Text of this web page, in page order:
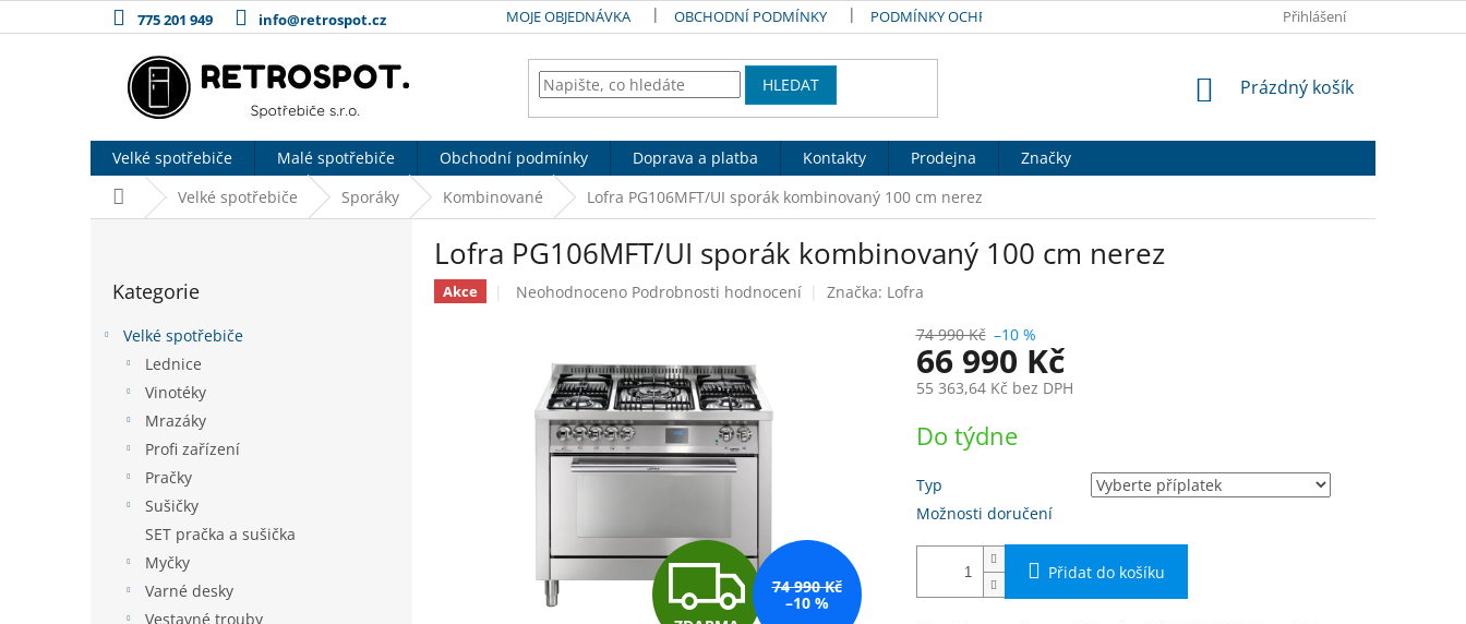
na
775 201 949 info@retrospot.cz MOJE OBJEDNÁVKA OBCHODNÍ PODMÍNKY PODMÍNKY OCHRANY OSOBNÍCH ÚDAJŮ DOPRAVA A PLATBAPřihlášení
HLEDAT
NÁKUPNÍ
Prázdný košík
Velké spotřebiče Malé spotřebiče Obchodní podmínky Doprava a platba Kontakty Prodejna
Značky
Domů Velké spotřebiče Sporáky Kombinované Lofra PG106MFT/UI sporák kombinovaný 100 cm nerez
kategorie
Kategorie
Velké spotřebiče
Lednice
Vinotéky
Mrazáky
Profi zařízení
Pračky
Sušičky
SET pračka a sušička
Myčky
Varné desky
Vestavné trouby
Lofra PG106MFT/UI sporák kombinovaný 100 cm nerez
Akce
Průměrné
hvězdiček.
Neohodnoceno Podrobnosti hodnocení Značka: Lofra
Z74 990 Kč
–10 %
74 990 Kč –10 %
66 990 Kč
55 363,64 Kč bez DPH
cena:
Do týdne
Typ
Možnosti doručení
Přidat do košíku